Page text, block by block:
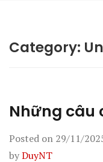
Category:
Những câu
Posted on 29/11/
byDuyNT